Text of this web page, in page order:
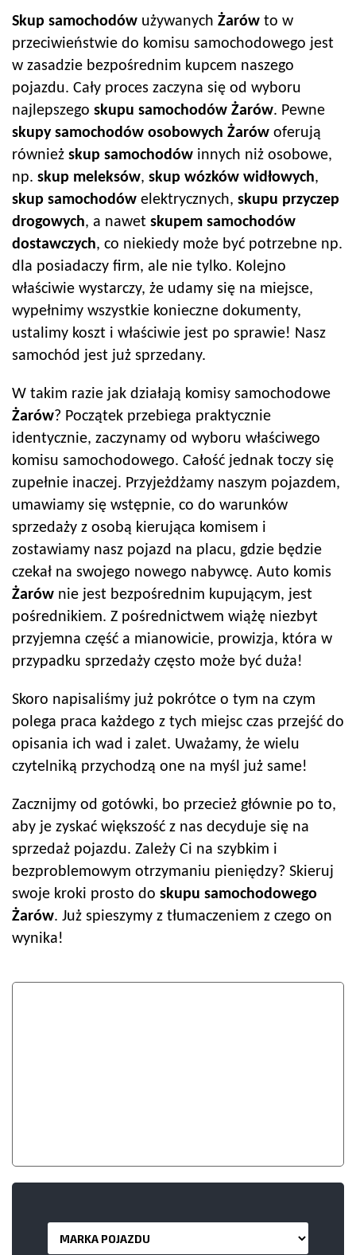
Skup samochodów używanych Żarów to w
przeciwieństwie do komisu samochodowego jest
w zasadzie bezpośrednim kupcem naszego
pojazdu. Cały proces zaczyna się od wyboru
najlepszego skupu samochodów Żarów. Pewne
skupy samochodów osobowych Żarów oferują
również skup samochodów innych niż osobowe,
np. skup meleksów, skup wózków widłowych,
skup samochodów elektrycznych, skupu przyczep
drogowych, a nawet skupem samochodów
dostawczych, co niekiedy może być potrzebne np.
dla posiadaczy firm, ale nie tylko. Kolejno
właściwie wystarczy, że udamy się na miejsce,
wypełnimy wszystkie konieczne dokumenty,
ustalimy koszt i właściwie jest po sprawie! Nasz
samochód jest już sprzedany.
W takim razie jak działają komisy samochodowe
Żarów? Początek przebiega praktycznie
identycznie, zaczynamy od wyboru właściwego
komisu samochodowego. Całość jednak toczy się
zupełnie inaczej. Przyjeżdżamy naszym pojazdem,
umawiamy się wstępnie, co do warunków
sprzedaży z osobą kierująca komisem i
zostawiamy nasz pojazd na placu, gdzie będzie
czekał na swojego nowego nabywcę. Auto komis
Żarów nie jest bezpośrednim kupującym, jest
pośrednikiem. Z pośrednictwem wiążę niezbyt
przyjemna część a mianowicie, prowizja, która w
przypadku sprzedaży często może być duża!
Skoro napisaliśmy już pokrótce o tym na czym
polega praca każdego z tych miejsc czas przejść do
opisania ich wad i zalet. Uważamy, że wielu
czytelniką przychodzą one na myśl już same!
Zacznijmy od gotówki, bo przecież głównie po to,
aby je zyskać większość z nas decyduje się na
sprzedaż pojazdu. Zależy Ci na szybkim i
bezproblemowym otrzymaniu pieniędzy? Skieruj
swoje kroki prosto do skupu samochodowego
Żarów. Już spieszymy z tłumaczeniem z czego on
wynika!